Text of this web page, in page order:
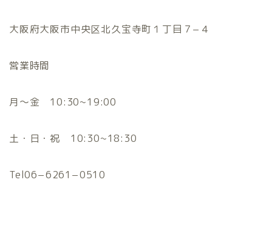
大阪府大阪市中央区北久宝寺町１丁目７−４
営業時間
月〜金 10:30~19:00
土・日・祝 10:30~18:30
Tel06−6261−0510